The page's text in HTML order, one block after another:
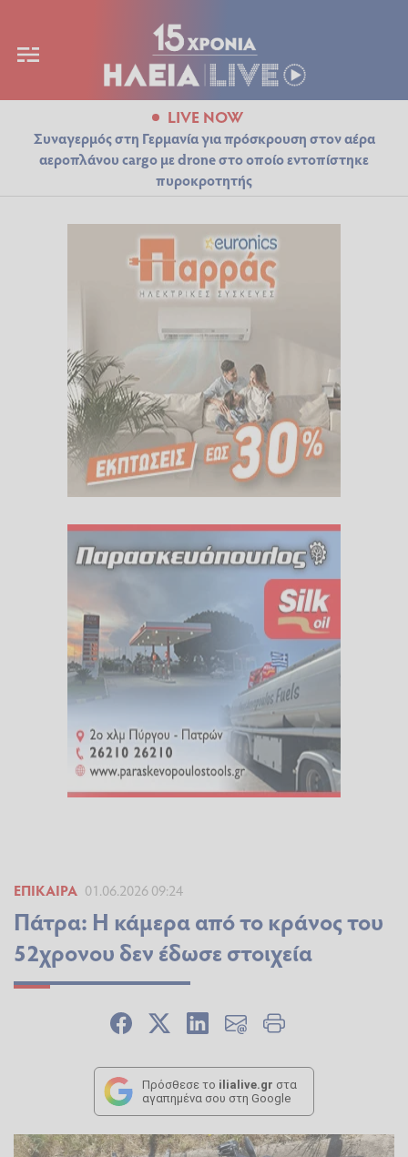
LIVE NOW
Συναγερμός στη Γερμανία για πρόσκρουση στον αέρα
αεροπλάνου cargo με drone στο οποίο εντοπίστηκε
πυροκροτητής
ΕΠΊΚΑΙΡΑ 01.06.2026 09:24
Πάτρα: Η κάμερα από το κράνος του
52χρονου δεν έδωσε στοιχεία
Πρόσθεσε το ilialive.gr στα
αγαπημένα σου στη Google